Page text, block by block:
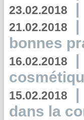
23.02.2018 |
21.02.2018 |
bonnes
16.02.2018 |
15.02.2018 |
dans la